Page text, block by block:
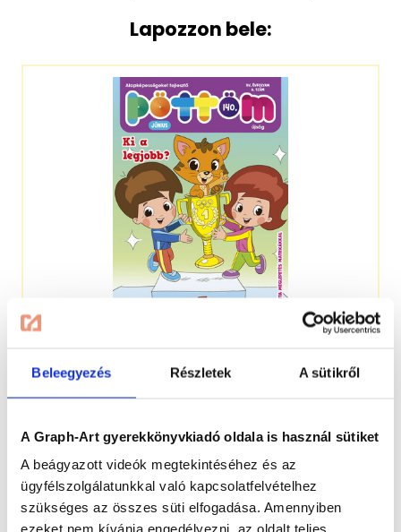
Beleegyezés Részletek A sütikről
A Graph-Art gyerekkönyvkiadó oldala is használ sütiket
A beágyazott videók megtekintéséhez és az
ügyfélszolgálatunkkal való kapcsolatfelvételhez
szükséges az összes süti elfogadása. Amennyiben
ezeket nem kívánja engedélyezni, az oldalt teljes
Lapozzon bele: